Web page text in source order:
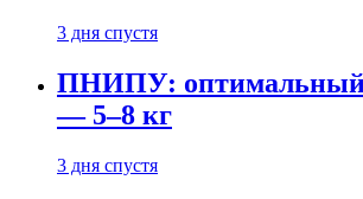
3 дня спустя
ПНИПУ: оптимальный
— 5–8 кг
3 дня спустя